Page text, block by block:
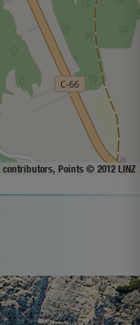
contributors, Points © 2012 LINZ